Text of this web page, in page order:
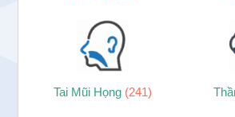
Tai Mũi Họng (241)